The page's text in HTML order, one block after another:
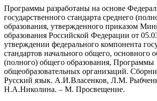
Программы разработаны на основе
государственного стандарта среднего
образования, утвержденного приказом
образования Российской Федерации от
утверждении федерального компонента
стандартов начального общего, основного
(полного) общего образования, Программы
общеобразовательных организаций.
Русский язык. А.И.Власенков, Л.М.
Н.А.Николина. – М. Просвещение.